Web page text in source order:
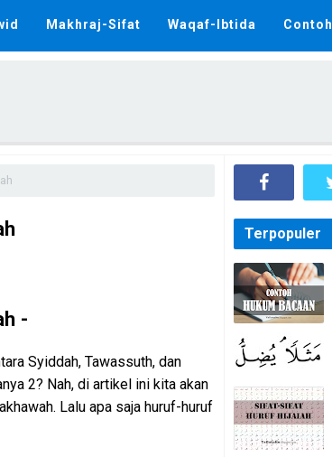
Makhraj-Sifat Waqaf-Ibtida Contoh
-
Syiddah, Tawassuth, dan
2? Nah, di artikel ini kita akan
Lalu apa saja huruf-huruf
Terpopuler